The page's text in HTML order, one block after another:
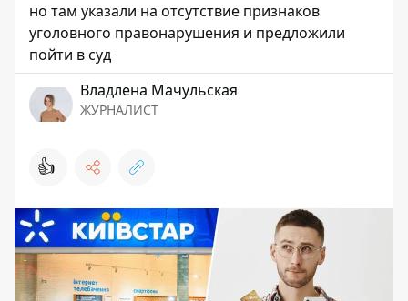
но там указали на отсутствие признаков
уголовного правонарушения и предложили
пойти в суд
Владлена Мачульская
ЖУРНАЛИСТ
👍